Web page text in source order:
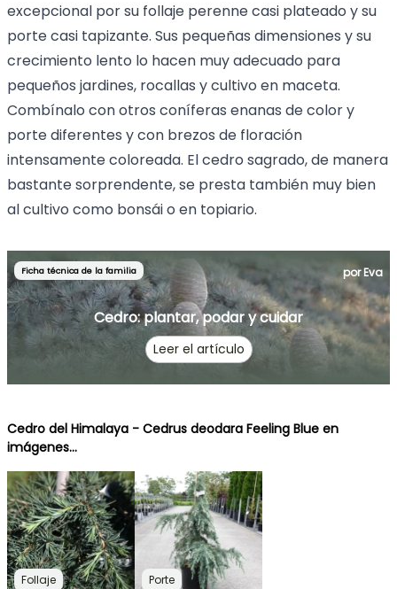
excepcional por su follaje perenne casi plateado y su
porte casi tapizante. Sus pequeñas dimensiones y su
crecimiento lento lo hacen muy adecuado para
pequeños jardines, rocallas y cultivo en maceta.
Combínalo con otros coníferas enanas de color y
porte diferentes y con brezos de floración
intensamente coloreada. El cedro sagrado, de manera
bastante sorprendente, se presta también muy bien
al cultivo como bonsái o en topiario.
Ficha técnica de la familia por Eva
Cedro: plantar, podar y cuidar
Leer el artículo
Cedro del Himalaya - Cedrus deodara Feeling Blue en
imágenes...
Follaje Porte